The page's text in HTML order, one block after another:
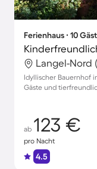
Ferienhaus ∙ 10
Langel-Nord
Idyllischer Bauernhof
Gäste und
ab 123 €
pro Nacht
4.5